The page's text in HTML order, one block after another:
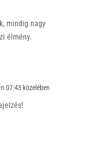
mindig nagy
élmény.
07:43 közelében